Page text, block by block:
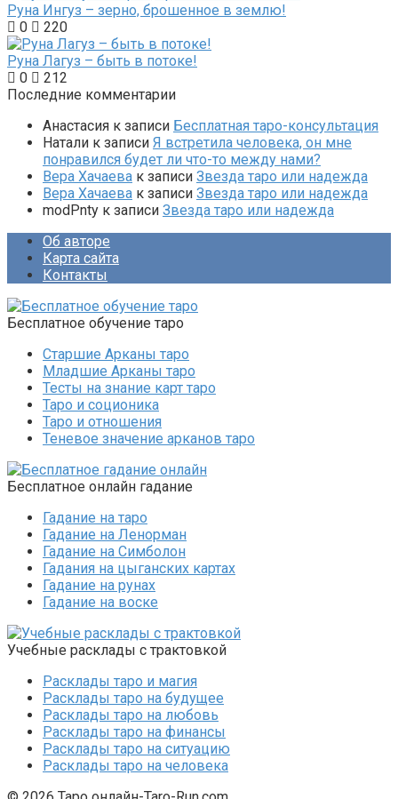
Руна Ингуз – зерно, брошенное в землю!
0
220
Руна Лагуз – быть в потоке!
0
212
Последние комментарии
Анастасия к записи Бесплатная таро-консультация
Натали к записи Я встретила человека, он мне
понравился будет ли что-то между нами?
Вера Хачаева к записи Звезда таро или надежда
Вера Хачаева к записи Звезда таро или надежда
modPnty к записи Звезда таро или надежда
Об авторе
Карта сайта
Контакты
Бесплатное обучение таро
Старшие Арканы таро
Младшие Арканы таро
Тесты на знание карт таро
Таро и соционика
Таро и отношения
Теневое значение арканов таро
Бесплатное онлайн гадание
Гадание на таро
Гадание на Ленорман
Гадание на Симболон
Гадания на цыганских картах
Гадание на рунах
Гадание на воске
Учебные расклады с трактовкой
Расклады таро и магия
Расклады таро на будущее
Расклады таро на любовь
Расклады таро на финансы
Расклады таро на ситуацию
Расклады таро на человека